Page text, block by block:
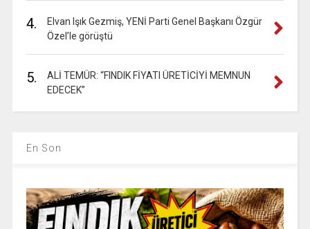
4.
Elvan Işık Gezmiş, YENİ Parti Genel Başkanı Özgür
Özel’le görüştü
5.
ALİ TEMÜR: “FINDIK FİYATI ÜRETİCİYİ MEMNUN
EDECEK”
En Son